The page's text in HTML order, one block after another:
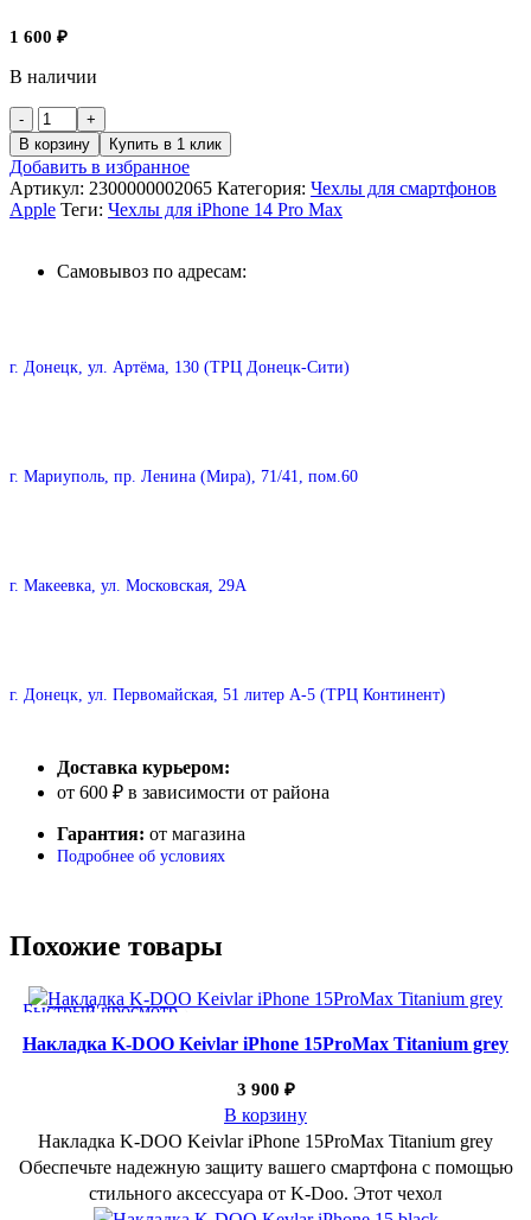
1 600 ₽
В наличии
В корзину Купить в 1 клик
Добавить в избранное
Артикул: 2300000002065 Категория: Чехлы для смартфонов
Apple Теги: Чехлы для iPhone 14 Pro Max
Самовывоз по адресам:
г. Донецк, ул. Артёма, 130 (ТРЦ Донецк-Сити)
г. Мариуполь, пр. Ленина (Мира), 71/41, пом.60
г. Макеевка, ул. Московская, 29А
г. Донецк, ул. Первомайская, 51 литер А-5 (ТРЦ Континент)
Доставка курьером:
от 600 ₽ в зависимости от района
Гарантия: от магазина
Подробнее об условиях
Похожие товары
Быстрый просмотр
Добавить в избранное
Накладка K-DOO Keivlar iPhone 15ProMax Titanium grey
3 900 ₽
В корзину
Накладка K-DOO Keivlar iPhone 15ProMax Titanium grey
Обеспечьте надежную защиту вашего смартфона с помощью
стильного аксессуара от K-Doo. Этот чехол